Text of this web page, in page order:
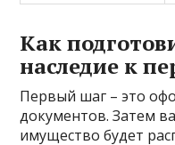
Как
наследие к
Первый шаг – это
документов. Затем
имущество будет